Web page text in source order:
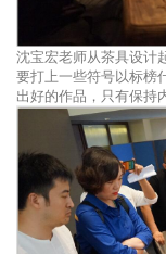
沈宝宏老师从茶具设计
要打上一些符号以标榜
出好的作品，只有保持